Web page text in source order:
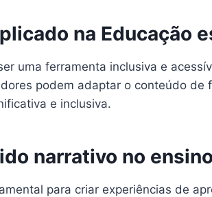
na Educação
uma ferramenta inclusiva e
podem adaptar o conteúdo
e inclusiva.
narrativo no
para criar experiências de